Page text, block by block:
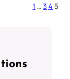
1 … 34 5